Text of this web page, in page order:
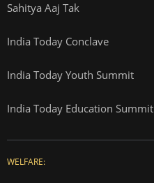
Sahitya Aaj Tak
India Today Conclave
India Today Youth Summit
India Today Education Summit
WELFARE: